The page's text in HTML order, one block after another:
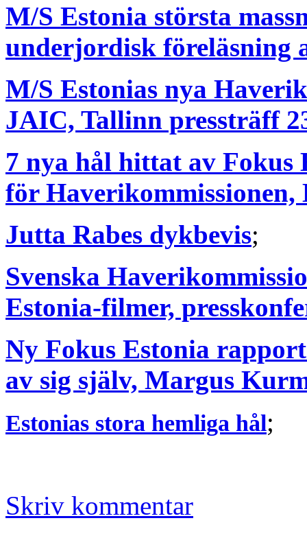
M/S Estonia största
underjordisk föreläsning
M/S Estonias nya
JAIC, Tallinn pressträff
7 nya hål hittat av Fokus
för Haverikommissionen,
Jutta Rabes dykbevis;
Svenska
Estonia-filmer,
Ny Fokus Estonia
av sig själv, Margus
Estonias stora hemliga hål;
Skriv kommentar